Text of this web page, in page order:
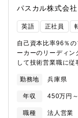
画、技術検討を行
との技術調整を行
ス・成長の機会】入
くことになります。
スキルを高めなが
トナーとの折衝や
められる業務にステ
市場の最前線であ
習得やマネージメ
海外拠点への赴任の
ーティングを開催し
解決を行っている
れる・DXを積極的
リアパス】国内外
長またはMROビジ
社の魅力】～長期
員の労務管理改善
されています。こ
パスカル株式会社
英語 正社員
自己資本比率96％
ーカーのリーディ
して技術営業職に
地法人含む）の技
お任せします。・
短半年～約3年）、
担当いただきます
勤務地 兵庫県
年収 450万円
職種
法人営業